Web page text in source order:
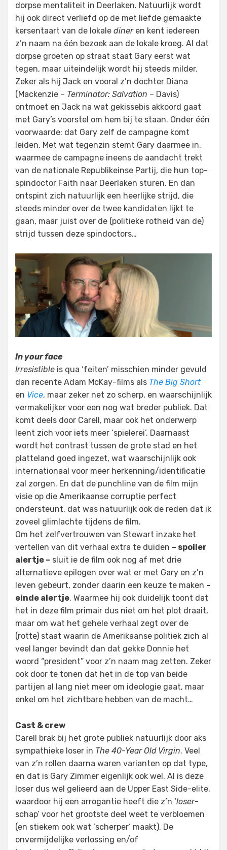
dorpse mentaliteit in Deerlaken. Natuurlijk wordt
hij ook direct verliefd op de met liefde gemaakte
kersentaart van de lokale dineren kent iedereen
z’n naam na één bezoek aan de lokale kroeg. Al dat
dorpse groeten op straat staat Gary eerst wat
tegen, maar uiteindelijk wordt hij steeds milder.
Zeker als hij Jack en vooral z’n dochter Diana
(Mackenzie – Terminator: Salvation – Davis)
ontmoet en Jack na wat gekissebis akkoord gaat
met Gary’s voorstel om hem bij te staan. Onder één
voorwaarde: dat Gary zelf de campagne komt
leiden. Met wat tegenzin stemt Gary daarmee in,
waarmee de campagne ineens de aandacht trekt
van de nationale Republikeinse Partij, die hun top-
spindoctor Faith naar Deerlaken sturen. En dan
ontspint zich natuurlijk een heerlijke strijd, die
steeds minder over de twee kandidaten lijkt te
gaan, maar juist over de (politieke rotheid van de)
strijd tussen deze spindoctors…
In your face
Irresistible is qua ‘feiten’ misschien minder gevuld
dan recente Adam McKay-films als The Big Short
en Vice, maar zeker net zo scherp, en waarschijnlijk
vermakelijker voor een nog wat breder publiek. Dat
komt deels door Carell, maar ook het onderwerp
leent zich voor iets meer ‘spielerei’. Daarnaast
wordt het contrast tussen de grote stad en het
platteland goed ingezet, wat waarschijnlijk ook
internationaal voor meer herkenning/identificatie
zal zorgen. En dat de punchline van de film mijn
visie op die Amerikaanse corruptie perfect
ondersteunt, dat was natuurlijk ook de reden dat ik
zoveel glimlachte tijdens de film.
Om het zelfvertrouwen van Stewart inzake het
vertellen van dit verhaal extra te duiden – spoiler
alertje – sluit ie de film ook nog af met drie
alternatieve epilogen over wat er met Gary en z’n
leven gebeurt, zonder daarin een keuze te maken –
einde alertje. Waarmee hij ook duidelijk toont dat
het in deze film primair dus niet om het plot draait,
maar om wat het gehele verhaal zegt over de
(rotte) staat waarin de Amerikaanse politiek zich al
veel langer bevindt dan dat gekke Donnie het
woord “president” voor z’n naam mag zetten. Zeker
ook door te tonen dat het in de top van beide
partijen al lang niet meer om ideologie gaat, maar
enkel om het zichtbare hebben van de macht…
Cast & crew
Carell brak bij het grote publiek natuurlijk door aks
sympathieke loser in The 40-Year Old Virgin. Veel
van z’n rollen daarna waren varianten op dat type,
en dat is Gary Zimmer eigenlijk ook wel. Al is deze
loser dus wel gelieerd aan de Upper East Side-elite,
waardoor hij een arrogantie heeft die z’n ‘loser-
schap’ voor het grootste deel weet te verbloemen
(en stiekem ook wat ‘scherper’ maakt). De
onvermijdelijke verlossing en/of